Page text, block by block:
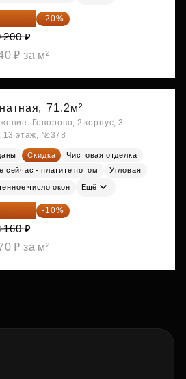
360 ₽ -20%
200 ₽
₽ за м²
71.2м²
Говорово, 2 корпус, 3
13 этаж, №378
Скидка
Чистовая отделка
сейчас - платите потом
Угловая
число окон Ещё
344 ₽ -10%
160 ₽
₽ за м²